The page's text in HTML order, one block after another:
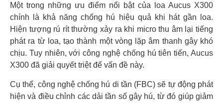
Một trong những ưu điểm nổi bật của loa Aucus X300
chính là khả năng chống hú hiệu quả khi hát gần loa.
Hiện tượng rú rít thường xảy ra khi micro thu âm lại tiếng
phát ra từ loa, tạo thành một vòng lặp âm thanh gây khó
chịu. Tuy nhiên, với công nghệ chống hú tiên tiến, Aucus
X300 đã giải quyết triệt để vấn đề này.
Cụ thể, công nghệ chống hú di tần (FBC) sẽ tự động phát
hiện và điều chỉnh các dải tần số gây hú, từ đó giúp giảm